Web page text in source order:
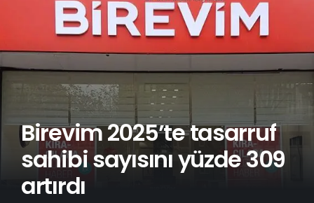
Birevim 2025’te tasarruf
sahibi sayısını yüzde 309
artırdı